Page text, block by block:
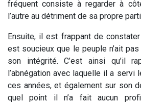
fréquent consiste à regarder à
l’autre au détriment de sa propre
Ensuite, il est frappant de
est soucieux que le peuple n’ait
son intégrité. C’est ainsi qu’il
l’abnégation avec laquelle il a servi
ces années, et également sur son
quel point il n’a fait aucun